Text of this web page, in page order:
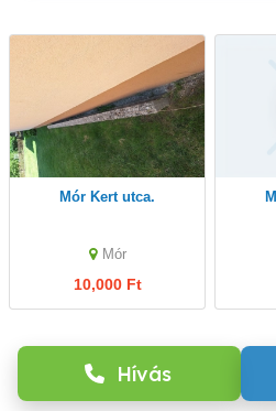
Hívás
Mór Kert utca.
Mór
10,000 Ft